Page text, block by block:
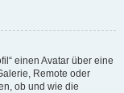
einen Avatar über eine
Remote oder
ob und wie die